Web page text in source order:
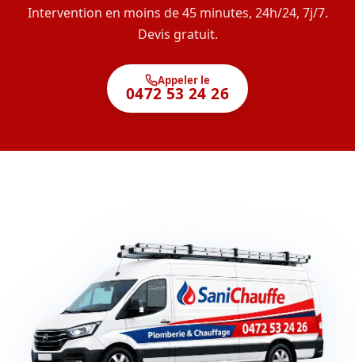
Intervention en moins de 45 minutes, 24h/24, 7j/7.
Devis gratuit.
Appeler le
0472 53 24 26